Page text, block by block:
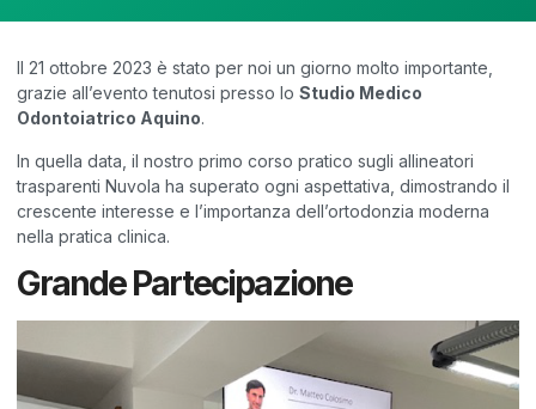
Il 21 ottobre 2023 è stato per noi un giorno molto importante,
grazie all’evento tenutosi presso lo Studio Medico
Odontoiatrico Aquino.
In quella data, il nostro primo corso pratico sugli allineatori
trasparenti Nuvola ha superato ogni aspettativa, dimostrando il
crescente interesse e l’importanza dell’ortodonzia moderna
nella pratica clinica.
Grande Partecipazione